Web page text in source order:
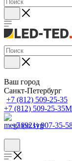
Ваш город
Санкт-Петербург
+7 (812) 509-25-35
+7 (812) 509-25-35
+7 (921) 907-35-